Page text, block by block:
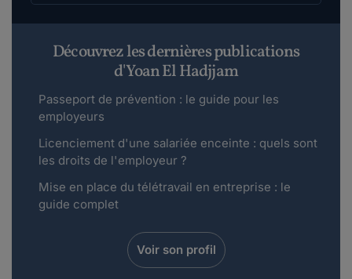
Découvrez les dernières publications
d'Yoan El Hadjjam
Passeport de prévention : le guide pour les
employeurs
Licenciement d'une salariée enceinte : quels sont
les droits de l'employeur ?
Mise en place du télétravail en entreprise : le
guide complet
Voir son profil